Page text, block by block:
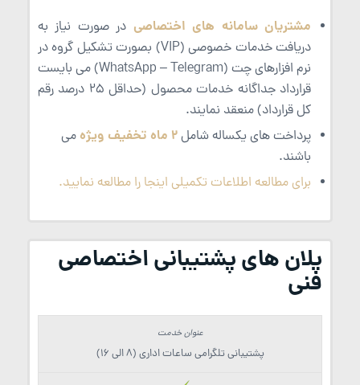
مشتریان سامانه های اختصاصی در صورت نیاز به
دریافت خدمات خصوصی (VIP) بصورت تشکیل گروه در
نرم افزارهای چت (WhatsApp – Telegram) می بایست
قرارداد جداگانه خدمات محصول (حداقل 25 درصد رقم
کل قرارداد) منعقد نمایند.
پرداخت های یکساله شامل2 ماه تخفیف ویژه
می
باشند.
برای مطالعه اطلاعات تکمیلی اینجا را مطالعه نمایید.
پلان های پشتیبانی اختصاصی
فنی
پشتیبانی تلگرامی ساعات اداری (8 الی 16)